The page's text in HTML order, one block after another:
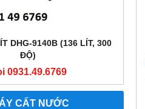
DHG-9140B (136 LÍT, 300
ĐỘ)
0931.49.6769
CẤT NƯỚC